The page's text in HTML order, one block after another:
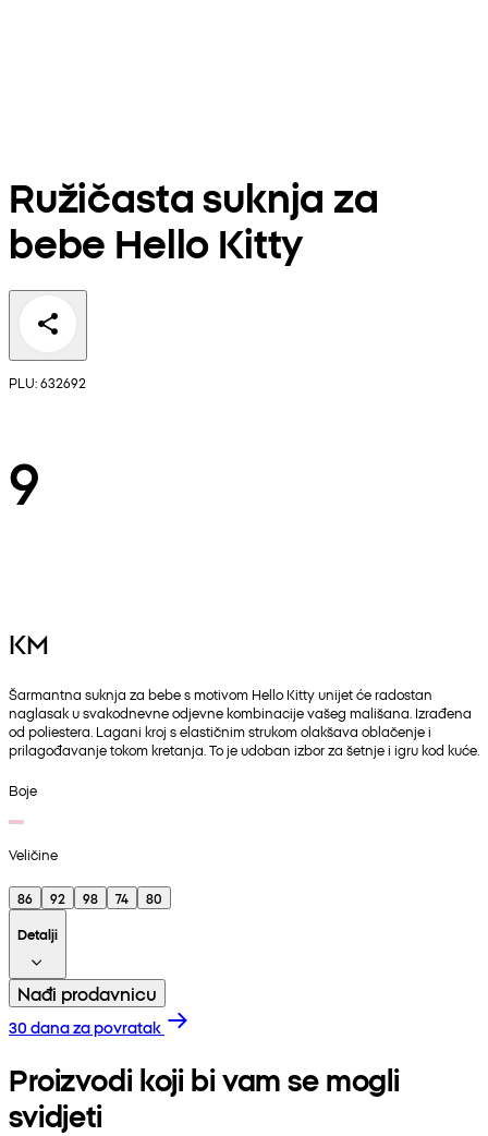
Ružičasta suknja za
bebe Hello Kitty
PLU: 632692
9
KM
Šarmantna suknja za bebe s motivom Hello Kitty unijet će radostan
naglasak u svakodnevne odjevne kombinacije vašeg mališana. Izrađena
od poliestera. Lagani kroj s elastičnim strukom olakšava oblačenje i
prilagođavanje tokom kretanja. To je udoban izbor za šetnje i igru kod kuće.
Boje
Veličine
86 92 98 74
80
Detalji
Nađi prodavnicu
30 dana za povratak
Proizvodi koji bi vam se mogli
svidjeti